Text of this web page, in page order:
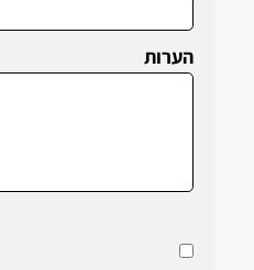
הערות